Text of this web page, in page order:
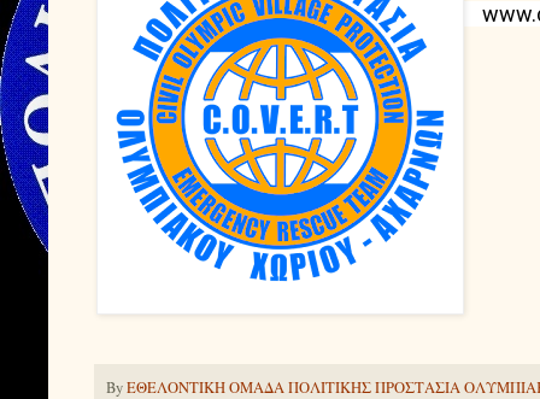
ByΕΘΕΛΟΝΤΙΚΗ ΟΜΑΔΑ ΠΟΛΙΤΙΚΗΣ ΠΡΟΣΤΑΣΙΑ